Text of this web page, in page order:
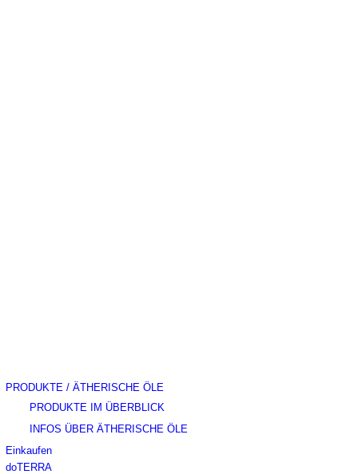
PRODUKTE / ÄTHERISCHE ÖLE
PRODUKTE IM ÜBERBLICK
INFOS ÜBER ÄTHERISCHE ÖLE
Einkaufen
doTERRA